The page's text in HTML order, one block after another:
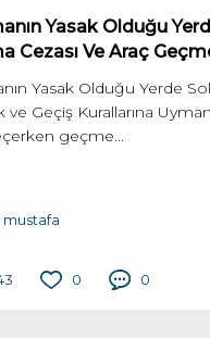
Yasak Olduğu
Cezası Ve Araç
Yasak Olduğu Yerde
ve Geçiş Kurallarına
geçme...
mustafa
0 0